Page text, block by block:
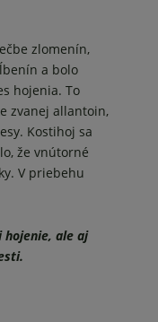
zlomenín,
a bolo
hojenia. To
zvanej allantoin,
Kostihoj sa
že vnútorné
V priebehu
hojenie, ale aj